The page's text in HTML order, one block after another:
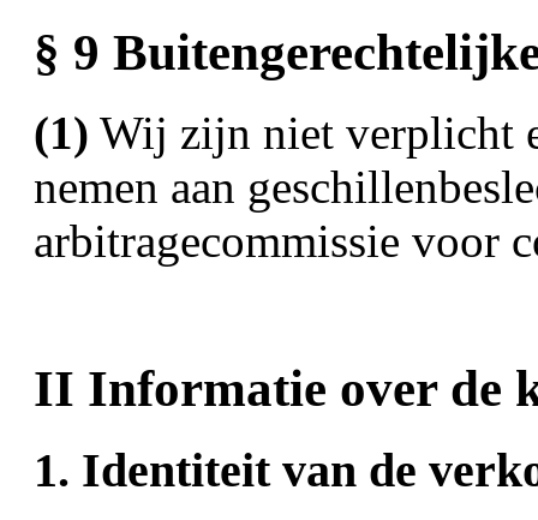
§ 9
(1) Wij zijn niet verplicht
nemen aan
arbitragecommissie voor
II Informatie over de
1. Identiteit van de